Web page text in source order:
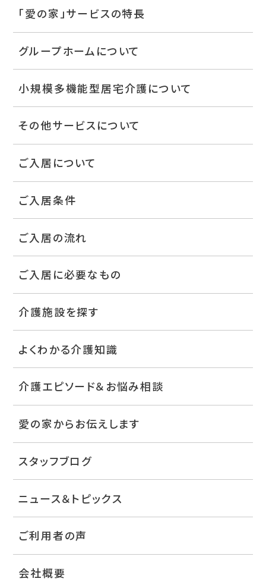
「愛の家」サービスの特長
グループホームについて
小規模多機能型居宅介護について
その他サービスについて
ご入居について
ご入居条件
ご入居の流れ
ご入居に必要なもの
介護施設を探す
よくわかる介護知識
介護エピソード＆お悩み相談
愛の家からお伝えします
スタッフブログ
ニュース＆トピックス
ご利用者の声
会社概要